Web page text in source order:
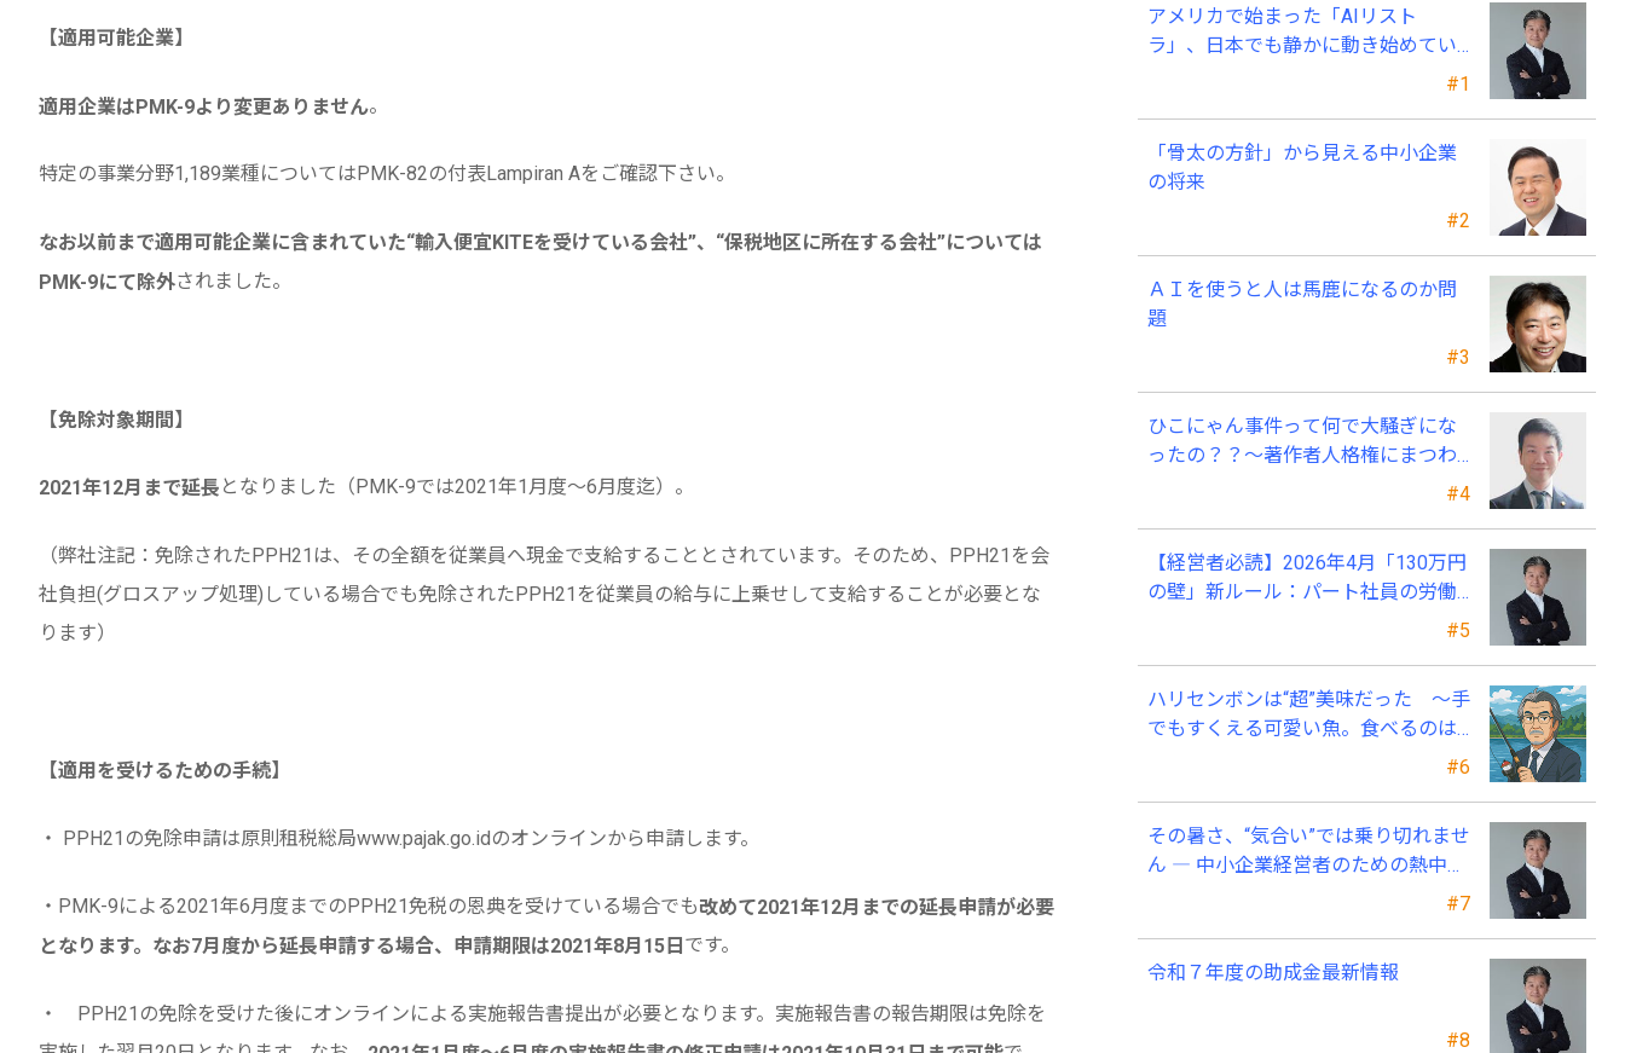
【適用可能企業】
適用企業はPMK-9より変更ありません。
特定の事業分野1,189業種についてはPMK-82の付表Lampiran Aをご確認下さい。
なお以前まで適用可能企業に含まれていた“輸入便宜KITEを受けている会社”、“保税地区に所在する会社”については
PMK-9にて除外されました。
【免除対象期間】
2021年12月まで延長 となりました（PMK-9では2021年1月度～6月度迄）。
（弊社注記：免除されたPPH21は、その全額を従業員へ現金で支給することとされています。そのため、PPH21を会
社負担(グロスアップ処理)している場合でも免除されたPPH21を従業員の給与に上乗せして支給することが必要とな
ります）
【適用を受けるための手続】
・ PPH21の免除申請は原則租税総局www.pajak.go.idのオンラインから申請します。
・PMK-9による2021年6月度までのPPH21免税の恩典を受けている場合でも改めて2021年12月までの延長申請が必要
となります。なお7月度から延長申請する場合、申請期限は2021年8月15日 です。
・ PPH21の免除を受けた後にオンラインによる実施報告書提出が必要となります。実施報告書の報告期限は免除を
#1
アメリカで始まった「AIリスト
ラ」、日本でも静かに動き始めてい
る ～中小企業経営者が今、見直すべ
#2
「骨太の方針」から見える中小企業
の将来
#3
ＡＩを使うと人は馬鹿になるのか問
題
#4
ひこにゃん事件って何で大騒ぎにな
ったの？？～著作者人格権にまつわ
#5
【経営者必読】2026年4月「130万円
の壁」新ルール：パート社員の労働
条件通知書、今すぐ見直すべき理由
#6
ハリセンボンは“超”美味だった ～手
でもすくえる可愛い魚。食べるのは
#7
その暑さ、“気合い”では乗り切れませ
ん ― 中小企業経営者のための熱中症
#8
令和７年度の助成金最新情報